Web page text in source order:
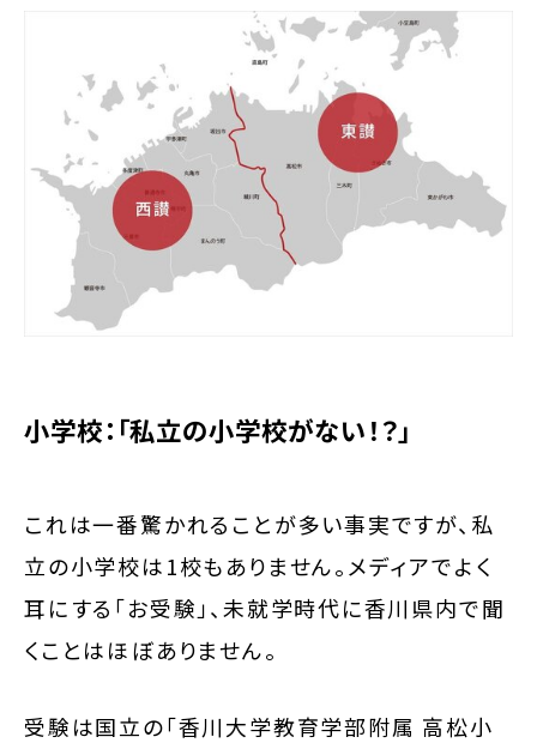
小学校：「私立の小学校がない！？」
これは一番驚かれることが多い事実ですが、私
立の小学校は1校もありません。メディアでよく
耳にする「お受験」、未就学時代に香川県内で聞
くことはほぼありません。
受験は国立の「香川大学教育学部附属 高松小